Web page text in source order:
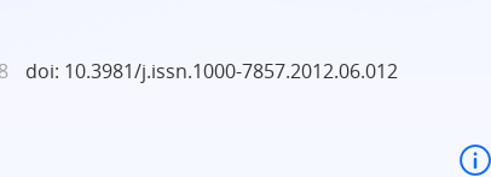
doi: 10.3981/j.issn.1000-7857.2012.06.012